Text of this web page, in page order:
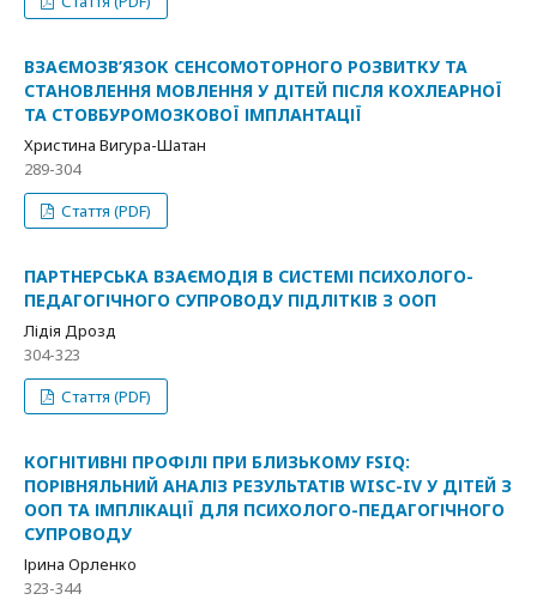
ВЗАЄМОЗВ’ЯЗОК СЕНСОМОТОРНОГО РОЗВИТКУ ТА
СТАНОВЛЕННЯ МОВЛЕННЯ У ДІТЕЙ ПІСЛЯ КОХЛЕАРНОЇ
ТА СТОВБУРОМОЗКОВОЇ ІМПЛАНТАЦІЇ
Христина Вигура-Шатан
289-304
Стаття (PDF)
ПАРТНЕРСЬКА ВЗАЄМОДІЯ В СИСТЕМІ ПСИХОЛОГО-
ПЕДАГОГІЧНОГО СУПРОВОДУ ПІДЛІТКІВ З ООП
Лідія Дрозд
304-323
Стаття (PDF)
КОГНІТИВНІ ПРОФІЛІ ПРИ БЛИЗЬКОМУ FSIQ:
ПОРІВНЯЛЬНИЙ АНАЛІЗ РЕЗУЛЬТАТІВ WISC-IV У ДІТЕЙ З
ООП ТА ІМПЛІКАЦІЇ ДЛЯ ПСИХОЛОГО-ПЕДАГОГІЧНОГО
СУПРОВОДУ
Ірина Орленко
323-344